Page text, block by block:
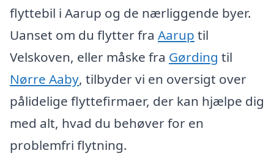
flyttebil i Aarup og de nærliggende byer.
Uanset om du flytter fra Aarup til
Velskoven, eller måske fra Gørding til
Nørre Aaby, tilbyder vi en oversigt over
pålidelige flyttefirmaer, der kan hjælpe dig
med alt, hvad du behøver for en
problemfri flytning.